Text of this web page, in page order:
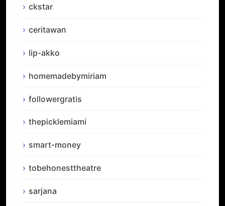
ckstar
ceritawan
lip-akko
homemadebymiriam
followergratis
thepicklemiami
smart-money
tobehonesttheatre
sarjana